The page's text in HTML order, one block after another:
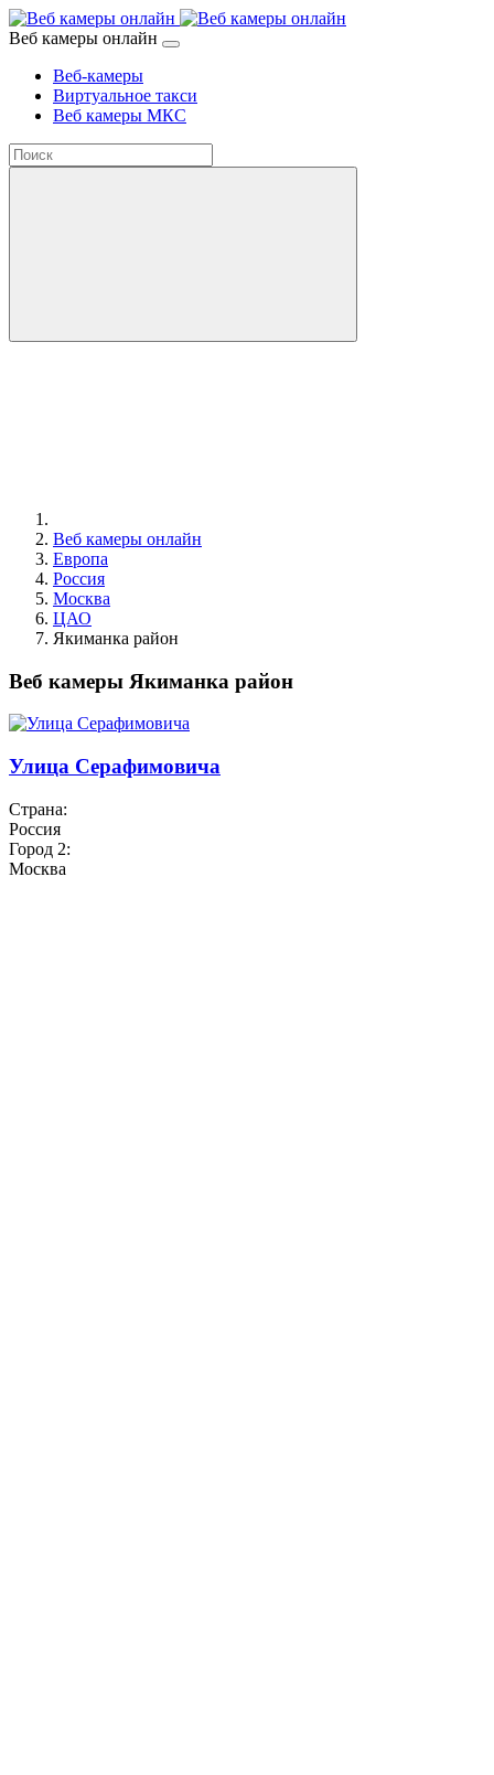
Веб камеры онлайн
Веб-камеры
Виртуальное такси
Веб камеры МКС
Веб камеры онлайн
Европа
Россия
Москва
ЦАО
Якиманка район
Веб камеры Якиманка район
Улица Серафимовича
Страна:
Россия
Город 2:
Москва